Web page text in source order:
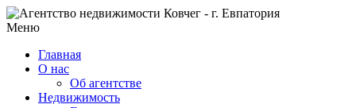
Меню
Главная
О нас
Об агентстве
Недвижимость